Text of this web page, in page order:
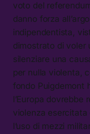
voto del
danno forza
indipendentista,
dimostrato di voler
silenziare una
per nulla violenta,
fondo Puigdemont
l’Europa dovrebbe
violenza esercitata
l’uso di mezzi